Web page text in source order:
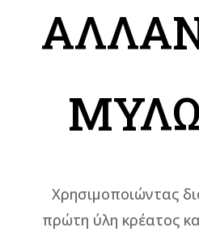
Χρησιμοποιώντας
πρώτη ύλη κρέατος